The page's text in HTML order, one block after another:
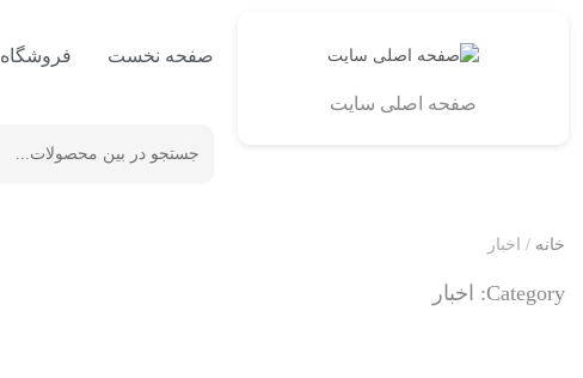
صفحه اصلی سایت
صفحه نخست فروشگاه
خانه / اخبار
Category: اخبار